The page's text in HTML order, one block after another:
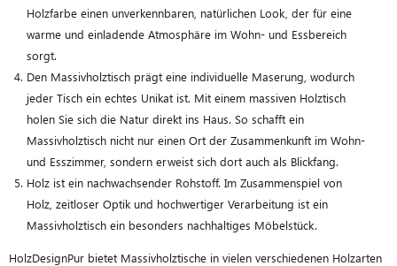
Holzfarbe einen unverkennbaren, natürlichen Look, der für eine
warme und einladende Atmosphäre im Wohn- und Essbereich
sorgt.
Den Massivholztisch prägt eine individuelle Maserung, wodurch
jeder Tisch ein echtes Unikat ist. Mit einem massiven Holztisch
holen Sie sich die Natur direkt ins Haus. So schafft ein
Massivholztisch nicht nur einen Ort der Zusammenkunft im Wohn-
und Esszimmer, sondern erweist sich dort auch als Blickfang.
Holz ist ein nachwachsender Rohstoff. Im Zusammenspiel von
Holz, zeitloser Optik und hochwertiger Verarbeitung ist ein
Massivholztisch ein besonders nachhaltiges Möbelstück.
HolzDesignPur bietet Massivholztische in vielen verschiedenen Holzarten